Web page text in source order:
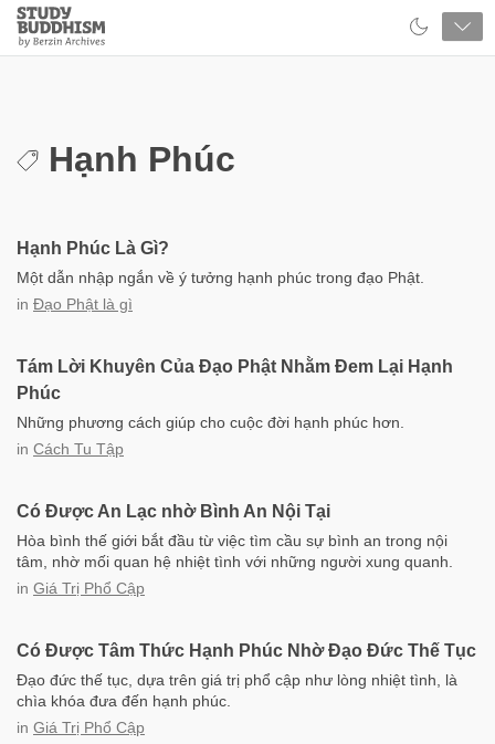
Close
Study
Buddhism
Hạnh Phúc
Hạnh Phúc Là Gì?
Một dẫn nhập ngắn về ý tưởng hạnh phúc trong đạo Phật.
in Đạo Phật là gì
Tám Lời Khuyên Của Đạo Phật Nhằm Đem Lại Hạnh
Phúc
Những phương cách giúp cho cuộc đời hạnh phúc hơn.
in Cách Tu Tập
Có Được An Lạc nhờ Bình An Nội Tại
Hòa bình thế giới bắt đầu từ việc tìm cầu sự bình an trong nội
tâm, nhờ mối quan hệ nhiệt tình với những người xung quanh.
in Giá Trị Phổ Cập
Có Được Tâm Thức Hạnh Phúc Nhờ Đạo Đức Thế Tục
Đạo đức thế tục, dựa trên giá trị phổ cập như lòng nhiệt tình, là
chìa khóa đưa đến hạnh phúc.
in Giá Trị Phổ Cập